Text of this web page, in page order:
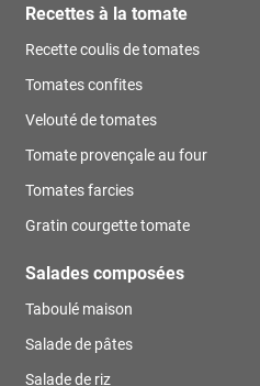
Recettes à la tomate
Recette coulis de tomates
Tomates confites
Velouté de tomates
Tomate provençale au four
Tomates farcies
Gratin courgette tomate
Salades composées
Taboulé maison
Salade de pâtes
Salade de riz